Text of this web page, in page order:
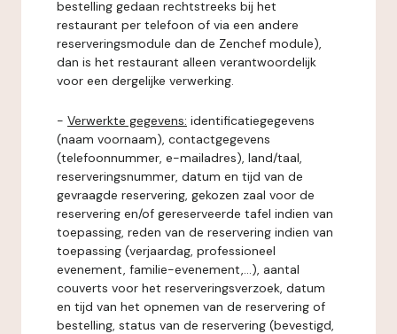
bestelling gedaan rechtstreeks bij het
restaurant per telefoon of via een andere
reserveringsmodule dan de Zenchef module),
dan is het restaurant alleen verantwoordelijk
voor een dergelijke verwerking.
- Verwerkte gegevens: identificatiegegevens
(naam voornaam), contactgegevens
(telefoonnummer, e-mailadres), land/taal,
reserveringsnummer, datum en tijd van de
gevraagde reservering, gekozen zaal voor de
reservering en/of gereserveerde tafel indien van
toepassing, reden van de reservering indien van
toepassing (verjaardag, professioneel
evenement, familie-evenement,...), aantal
couverts voor het reserveringsverzoek, datum
en tijd van het opnemen van de reservering of
bestelling, status van de reservering (bevestigd,